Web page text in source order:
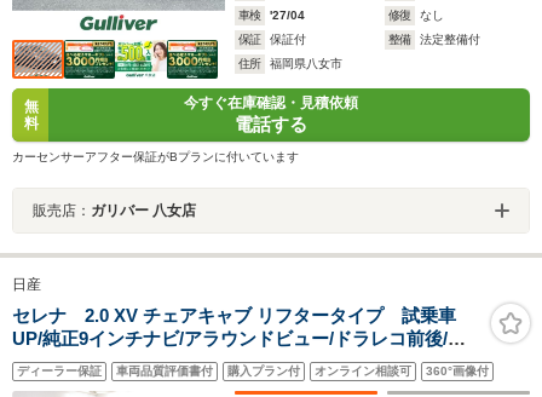
車検 '27/04 修復
なし
保証
保証付 整備
法定整備付
住所
福岡県八女市
無
料
今すぐ在庫確認・見積依頼
電話する
カーセンサーアフター保証がBプランに付いています
販売店： ガリバー 八女店
日産
セレナ 2.0 XV チェアキャブ リフタータイプ 試乗車
UP/純正9インチナビ/アラウンドビュー/ドラレコ前後/両
側オートスライドドア/プロパイロット/スマ-トルームミ
ラ-/ETC
ディーラー保証 車両品質評価書付 購入プラン付 オンライン相談可 360°画像付